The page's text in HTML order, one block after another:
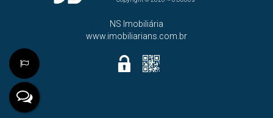
NS Imobiliária
www.imobiliarians.com.br